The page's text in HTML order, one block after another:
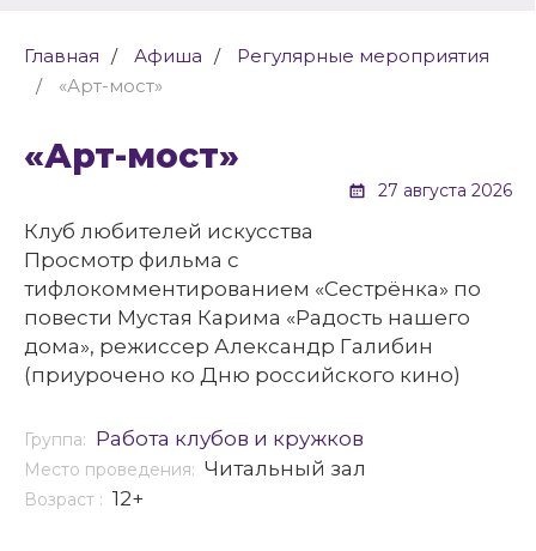
Главная Афиша
Регулярные мероприятия
«Арт-мост»
«Арт-мост»
27 августа 2026
Клуб любителей искусства
Просмотр фильма с
тифлокомментированием «Сестрёнка» по
повести Мустая Карима «Радость нашего
дома», режиссер Александр Галибин
(приурочено ко Дню российского кино)
Группа: Работа клубов и кружков
Место проведения: Читальный зал
Возраст : 12+